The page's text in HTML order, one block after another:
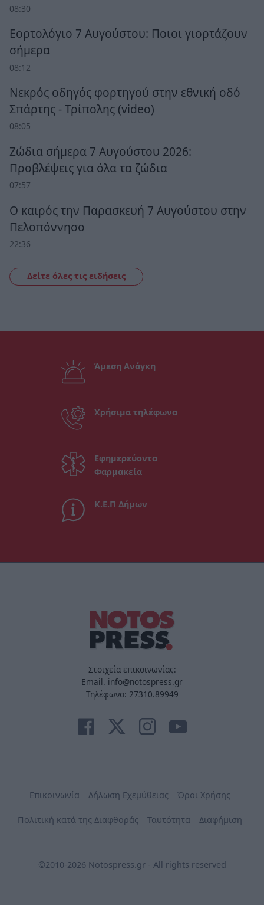
08:30
Εορτολόγιο 7 Αυγούστου: Ποιοι γιορτάζουν
σήμερα
08:12
Νεκρός οδηγός φορτηγού στην εθνική οδό
Σπάρτης - Τρίπολης (video)
08:05
Ζώδια σήμερα 7 Αυγούστου 2026:
Προβλέψεις για όλα τα ζώδια
07:57
Ο καιρός την Παρασκευή 7 Αυγούστου στην
Πελοπόννησο
22:36
Δείτε όλες τις ειδήσεις
Άμεση Ανάγκη
Χρήσιμα τηλέφωνα
Εφημερεύοντα
Φαρμακεία
Κ.Ε.Π Δήμων
Στοιχεία επικοινωνίας:
Email. info@notospress.gr
Τηλέφωνο: 27310.89949
Επικοινωνία Δήλωση Εχεμύθειας Όροι Χρήσης
Πολιτική κατά της Διαφθοράς Ταυτότητα Διαφήμιση
©2010-2026 Notospress.gr - All rights reserved